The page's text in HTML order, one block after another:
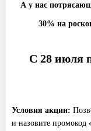
А у нас
30% на
С 28 июля
Условия акции:
и назовите промокод